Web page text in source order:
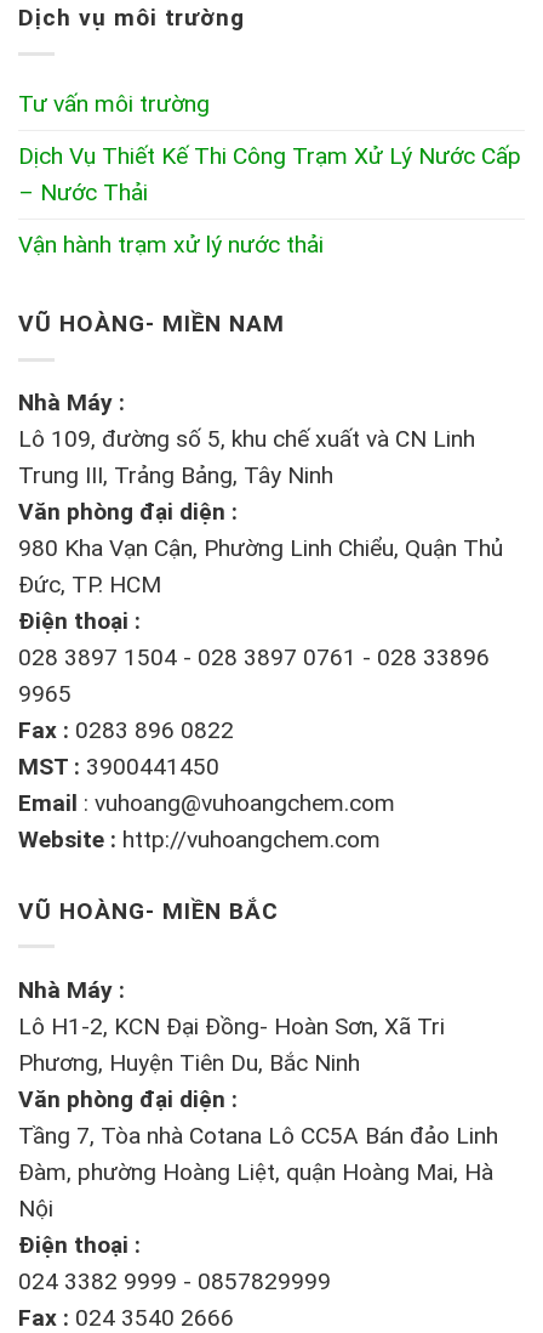
Dịch vụ môi trường
Tư vấn môi trường
Dịch Vụ Thiết Kế Thi Công Trạm Xử Lý Nước Cấp
– Nước Thải
Vận hành trạm xử lý nước thải
VŨ HOÀNG- MIỀN NAM
Nhà Máy :
Lô 109, đường số 5, khu chế xuất và CN Linh
Trung III, Trảng Bảng, Tây Ninh
Văn phòng đại diện :
980 Kha Vạn Cận, Phường Linh Chiểu, Quận Thủ
Đức, TP. HCM
Điện thoại :
028 3897 1504 - 028 3897 0761 - 028 33896
9965
Fax : 0283 896 0822
MST : 3900441450
Email : vuhoang@vuhoangchem.com
Website : http://vuhoangchem.com
VŨ HOÀNG- MIỀN BẮC
Nhà Máy :
Lô H1-2, KCN Đại Đồng- Hoàn Sơn, Xã Tri
Phương, Huyện Tiên Du, Bắc Ninh
Văn phòng đại diện :
Tầng 7, Tòa nhà Cotana Lô CC5A Bán đảo Linh
Đàm, phường Hoàng Liệt, quận Hoàng Mai, Hà
Nội
Điện thoại :
024 3382 9999 - 0857829999
Fax : 024 3540 2666